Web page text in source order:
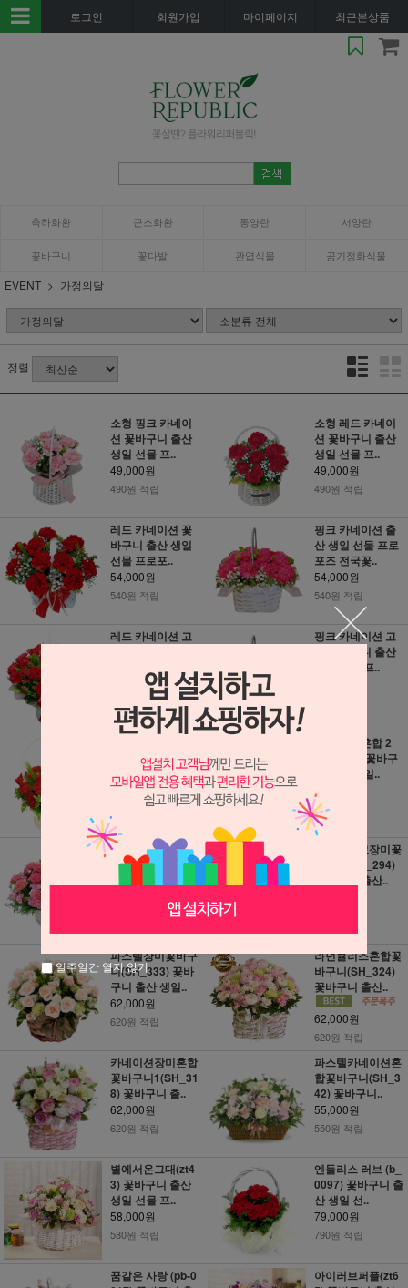
로그인 회원가입 마이페이지 최근본상품
축하화환 근조화환 동양란 서양란
꽃바구니 꽃다발 관엽식물 공기정화식물
EVENT 가정의달
정렬
소형 핑크 카네이
션 꽃바구니 출산
생일 선물 프..
49,000원
490원 적립
소형 레드 카네이
션 꽃바구니 출산
생일 선물 프..
49,000원
490원 적립
레드 카네이션 꽃
바구니 출산 생일
선물 프로포..
54,000원
540원 적립
핑크 카네이션 출
산 생일 선물 프로
포즈 전국꽃..
54,000원
540원 적립
레드 카네이션 고
74,000원
740원 적립
핑크 카네이션 고
급 꽃바구니 출산
생일 선물 프..
a1110) 꽃바구니
출산 생일..
74,000원
740원 적립
카네이션 혼합 2
(SH_325) 꽃바구
니 출산 생일..
840원 적립
애인이 생겼어요
(b_0141) 꽃바구
니 출산 생일..
르네브핑크장미꽃
바구니(SH_294)
꽃바구니 출산..
파스텔장미꽃바구
니(SH_333) 꽃바
구니 출산 생일..
62,000원
620원 적립
라넌큘러스혼합꽃
바구니(SH_324)
꽃바구니 출산..
62,000원
620원 적립
카네이션장미혼합
꽃바구니1(SH_31
8) 꽃바구니 출..
62,000원
620원 적립
파스텔카네이션혼
합꽃바구니(SH_3
42) 꽃바구니..
55,000원
550원 적립
별에서온그대(zt4
3) 꽃바구니 출산
생일 선물 프..
58,000원
580원 적립
엔들리스 러브 (b_
0097) 꽃바구니 출
산 생일 선..
79,000원
790원 적립
꿈같은 사랑 (pb-0
아이러브퍼플(zt6
일주일간 열지 않기